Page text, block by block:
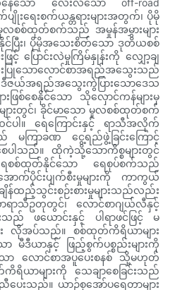
ေသော လေးလံသော off-road
ရေးစက်ယန္တရားများအတွက်၊ ပိုမို
မူလစစ်ထုတ်စက်သည် အမှုန်အမွှားများ
ပြီး၊ ပိုမိုအသေးစိတ်သော ဒုတိယစစ်
ပြောင်းလဲမှုကြိမ်နှုန်းကို လျှော့ချ
သောလောင်စာအရည်အသွေးသည်
ယ်အရည်အသွေးကွဲပြားသောဒေသ
ြစ်စေနိုင်သော သိုလှောင်ကန်များမှ
ျားတွင်၊ ခိုင်မာသော မူလစစ်ထုတ်စက်
။ ရေကြောင်းနှင့် ရာသီအလိုက်
မကြာခဏ ငွေ့ရည်ဖွဲ့ခြင်းကြောင့်
ပါသည်။ ထိုကဲ့သို့သောကိစ္စများတွင်
ေစစ်ထုတ်နိုင်သော ရေစုပ်စက်သည်
စ်အောက်ပိုင်းပျက်စီးမှုများကို ကာကွယ်
သွင်းစဉ်းစားမှုများသည်လည်း
ရာသီဥတုတွင်၊ လောင်စာဂျယ်လီနှင့်
သည် ဖယောင်းနှင့် ပါရာဖင်ဖြင့် မ
လိုအပ်သည်။ စစ်ထုတ်ကိရိယာများ
မီဒီယာနှင့် ဖြည့်စွက်ပစ္စည်းများကို
ော လောင်စာအပူပေးစနစ် သို့မဟုတ်
ယာများကို သေချာစေခြင်းသည်
ေးသည်။ ယာဉ်စုအော်ပရေတာများ